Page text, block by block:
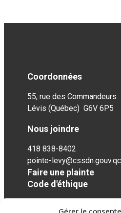
Gérer le
Coordonnées
55, rue des Commandeurs
Lévis (Québec) G6V 6P5
Nous joindre
418 838-8402
pointe-
Faire une plainte
Code d'éthique